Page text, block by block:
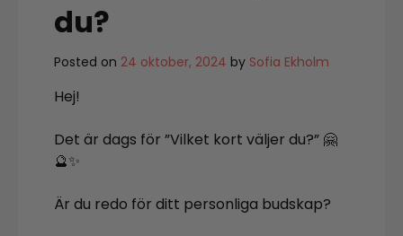
du?
Posted on 24 oktober, 2024 by Sofia Ekholm
Hej!
Det är dags för ”Vilket kort väljer du?” 🤗
🔮✨
Är du redo för ditt personliga budskap?